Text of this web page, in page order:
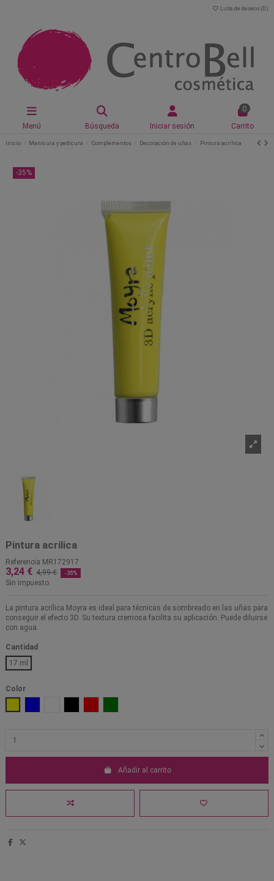
Lista de deseos (0 )
Menú Búsqueda Iniciar sesión
0
Carrito
Inicio Manicura y pedicura Complementos Decoración de uñas Pintura acrílica
-35%
Pintura acrílica
Referencia MR172917
3,24 € 4,99 € -35%
Sin impuesto
La pintura acrílica Moyra es ideal para técnicas de sombreado en las uñas para
conseguir el efecto 3D. Su textura cremosa facilita su aplicación. Puede diluirse
con agua.
Cantidad
17 ml
Color
Añadir al carrito